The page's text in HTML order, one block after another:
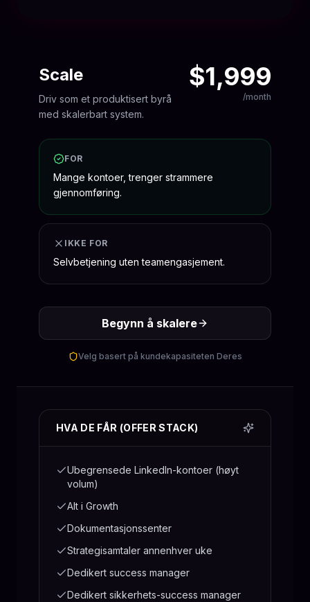
Scale
Driv som et produktisert byrå
med skalerbart system.
$1,999
/month
FOR
Mange kontoer, trenger strammere
gjennomføring.
IKKE FOR
Selvbetjening uten teamengasjement.
Begynn å skalere
Velg basert på kundekapasiteten Deres
HVA DE FÅR (OFFER STACK)
Ubegrensede LinkedIn-kontoer (høyt
volum)
Alt i Growth
Dokumentasjonssenter
Strategisamtaler annenhver uke
Dedikert success manager
Dedikert sikkerhets-success manager